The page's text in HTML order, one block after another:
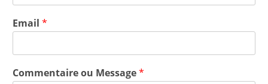
Email *
Commentaire ou Message*